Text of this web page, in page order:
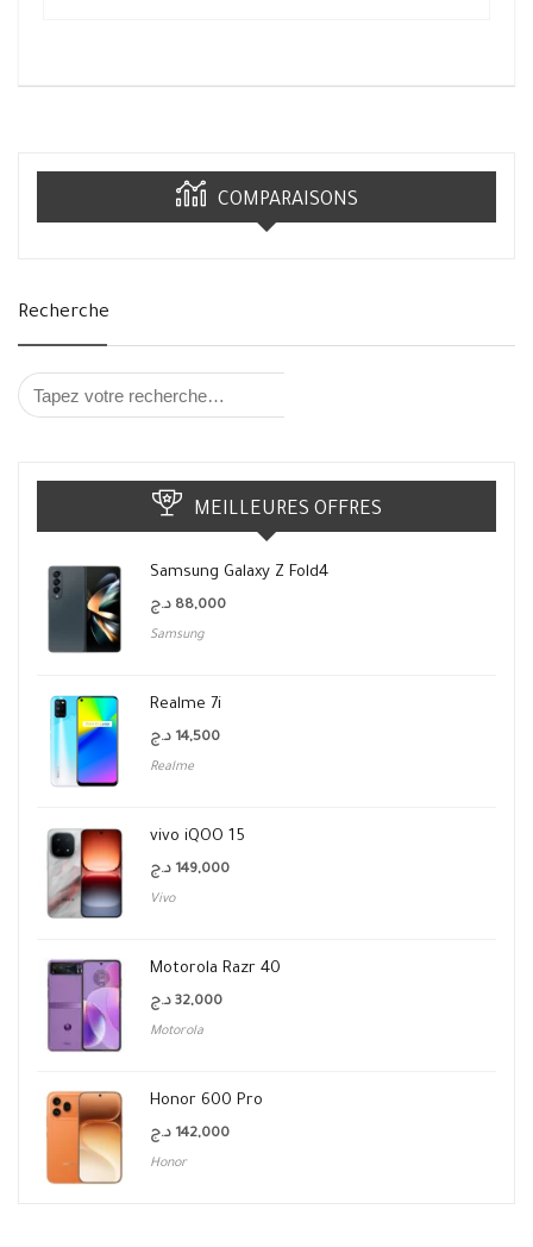
COMPARAISONS
Recherche
MEILLEURES OFFRES
Samsung Galaxy Z Fold4
88,000 د.ج
Samsung
Realme 7i
14,500 د.ج
Realme
vivo iQOO 15
149,000 د.ج
Vivo
Motorola Razr 40
32,000 د.ج
Motorola
Honor 600 Pro
142,000 د.ج
Honor